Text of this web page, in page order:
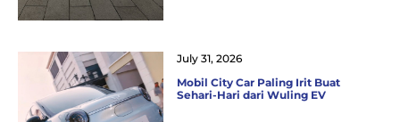
Mobil City Car Paling Irit Buat
Sehari-Hari dari Wuling EV
July 31, 2026